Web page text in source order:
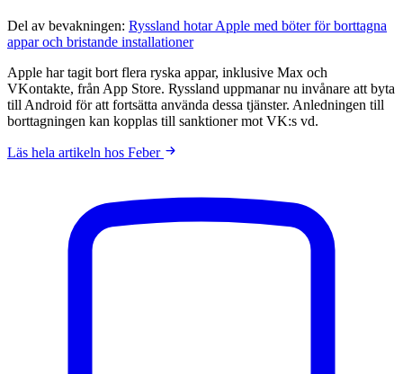
Del av bevakningen: Ryssland hotar Apple med böter för borttagna
appar och bristande installationer
Apple har tagit bort flera ryska appar, inklusive Max och
VKontakte, från App Store. Ryssland uppmanar nu invånare att byta
till Android för att fortsätta använda dessa tjänster. Anledningen till
borttagningen kan kopplas till sanktioner mot VK:s vd.
Läs hela artikeln hos Feber